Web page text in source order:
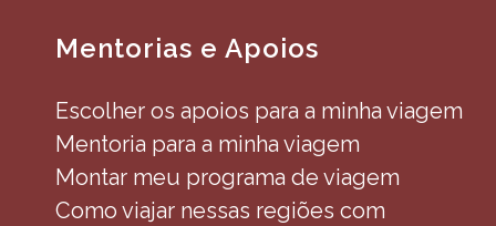
Mentorias e Apoios
Escolher os apoios para a minha viagem
Mentoria para a minha viagem
Montar meu programa de viagem
Como viajar nessas regiões com